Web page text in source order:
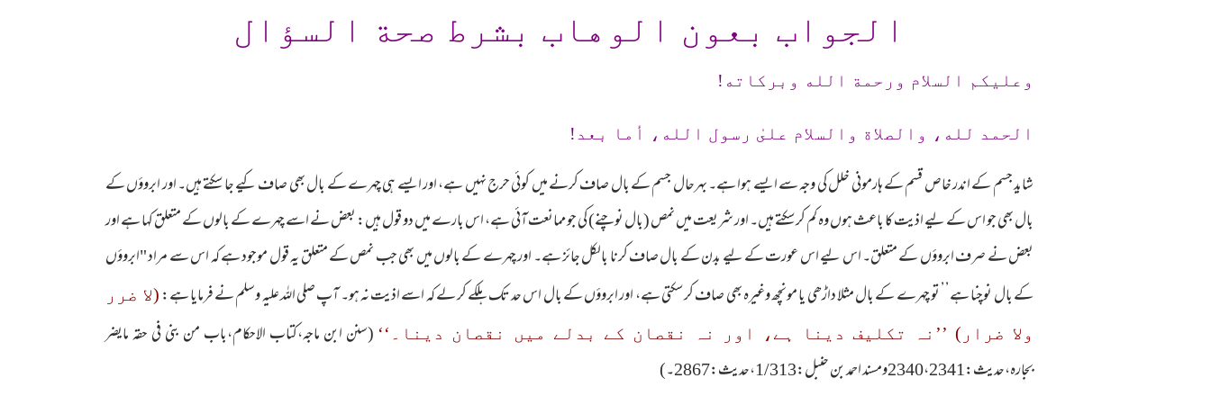
الجواب بعون الوهاب بشرط صحة السؤال
وعلیکم السلام ورحمة الله وبرکاته!
الحمد لله، والصلاة والسلام علىٰ رسول الله، أما بعد!
شاید جسم کے اندر خاص قسم کے ہارمونی خلل کی وجہ سے ایسے ہوا ہے۔ بہرحال جسم کے بال صاف کرنے میں کوئی حرج نہیں ہے، اور ایسے ہی چہرے کے بال بھی صاف کیے جا سکتے ہیں۔ اور ابروؤں کے
بال بھی جو اس کے لیے اذیت کا باعث ہوں وہ کم کر سکتے ہیں۔ اور شریعت میں نمص (بال نوچنے) کی جو ممانعت آئی ہے، اس بارے میں دو قول ہیں: بعض نے اسے چہرے کے بالوں کے متعلق کہا ہے اور
بعض نے صرف ابروؤں کے متعلق۔ اس لیے اس عورت کے لیے بدن کے بال صاف کرنا بالکل جائز ہے۔ اور چہرے کے بالوں میں بھی جب نمص کے متعلق یہ قول موجود ہے کہ اس سے مراد "ابروؤں
کے بال نوچنا ہے’’ تو چہرے کے بال مثلا داڑھی یا مونچھ وغیرہ بھی صاف کر سکتی ہے، اور ابروؤں کے بال اس حد تک ہلکے کر لے کہ اسے اذیت نہ ہو۔ آپ صلی اللہ علیہ وسلم نے فرمایا ہے: (لا ضرر
ولا ضرار) ’’ نہ تکلیف دینا ہے، اور نہ نقصان کے بدلے میں نقصان دینا۔‘‘ (سنن ابن ماجہ،کتاب الاحکام،باب من بنی فی حقہ مایضر
بجارہ،حدیث:2340،2341ومسند احمد بن حنبل:1/313،حدیث:2867۔)